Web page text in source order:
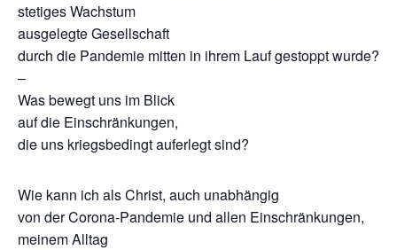
stetiges Wachstum
ausgelegte Gesellschaft
durch die Pandemie mitten in ihrem Lauf gestoppt wurde?
–
Was bewegt uns im Blick
auf die Einschränkungen,
die uns kriegsbedingt auferlegt sind?
Wie kann ich als Christ, auch unabhängig
von der Corona-Pandemie und allen Einschränkungen,
meinem Alltag